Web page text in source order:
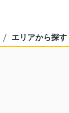
エリアから探す